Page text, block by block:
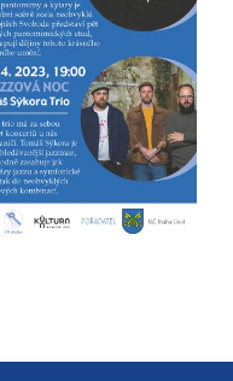
soubory cookie a
další technologie,
abychom
přizpůsobili naše
webové stránky
potřebám a
zájmům našich
návštěvníků.
Reklamní cookies